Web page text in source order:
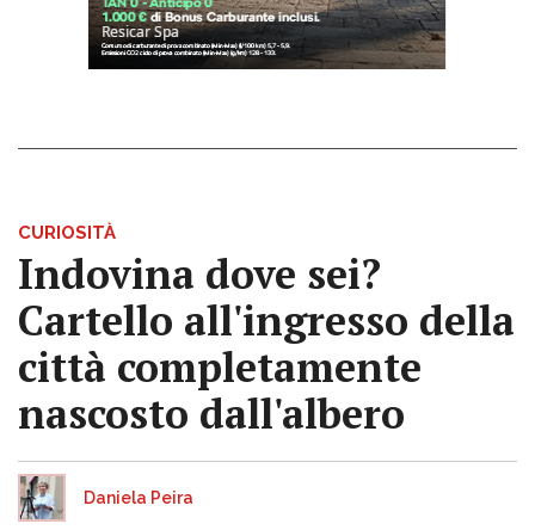
CURIOSITÀ
Indovina dove sei?
Cartello all'ingresso della
città completamente
nascosto dall'albero
Daniela Peira